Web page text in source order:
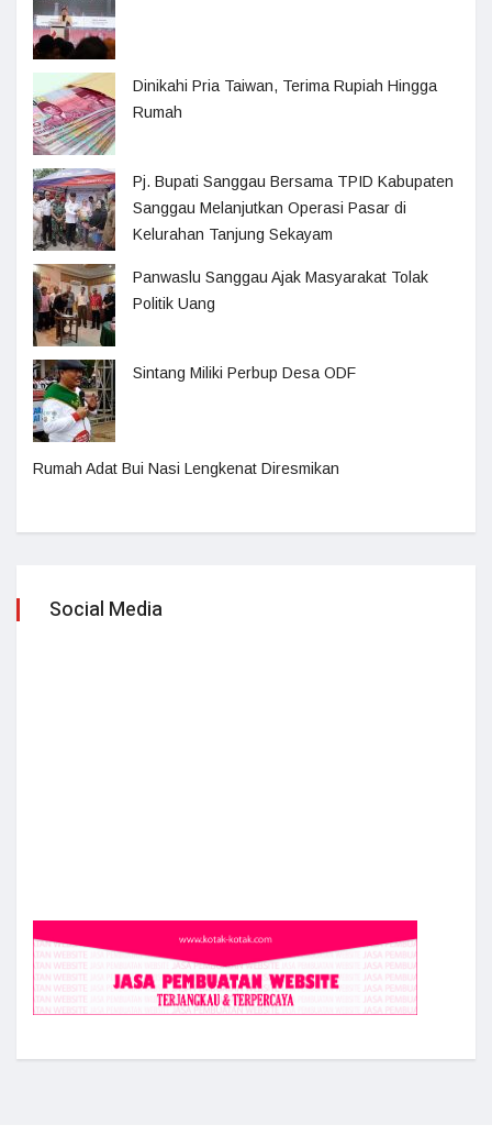
Dinikahi Pria Taiwan, Terima Rupiah Hingga
Rumah
Pj. Bupati Sanggau Bersama TPID Kabupaten
Sanggau Melanjutkan Operasi Pasar di
Kelurahan Tanjung Sekayam
Panwaslu Sanggau Ajak Masyarakat Tolak
Politik Uang
Sintang Miliki Perbup Desa ODF
Rumah Adat Bui Nasi Lengkenat Diresmikan
Social Media